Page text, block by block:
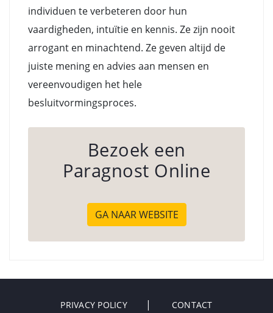
individuen te verbeteren door hun
vaardigheden, intuïtie en kennis. Ze zijn nooit
arrogant en minachtend. Ze geven altijd de
juiste mening en advies aan mensen en
vereenvoudigen het hele
besluitvormingsproces.
Bezoek een
Paragnost Online
GA NAAR WEBSITE
PRIVACY POLICY CONTACT